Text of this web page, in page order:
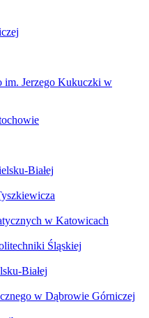
im. Jerzego Kukuczki w
Białej
w Katowicach
Śląskiej
Białej
w Dąbrowie Górniczej